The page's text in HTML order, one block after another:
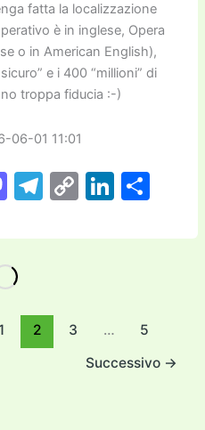
fatta la localizzazione
è in inglese, Opera
o in American English),
e i 400 “millioni” di
troppa fiducia :-)
06-01 11:01
M
st
o
d
n
T
e
C
p
k
Li
k
n
C
n
1 2 3 …
5
Successivo →